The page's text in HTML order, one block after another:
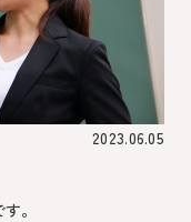
2023.06.05
。